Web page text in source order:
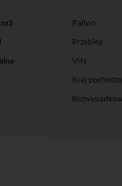
Paliwo
Przebieg
VIN
Kraj